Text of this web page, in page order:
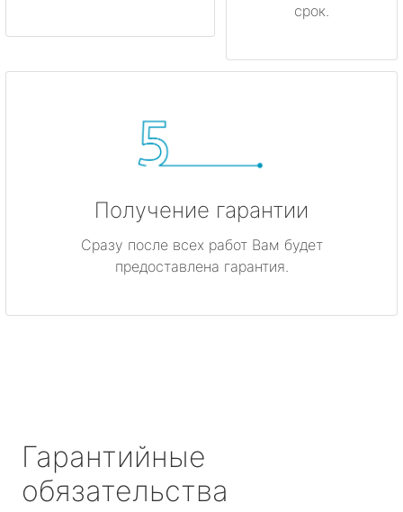
срок.
Получение гарантии
Сразу после всех работ Вам будет
предоставлена гарантия.
Гарантийные
обязательства